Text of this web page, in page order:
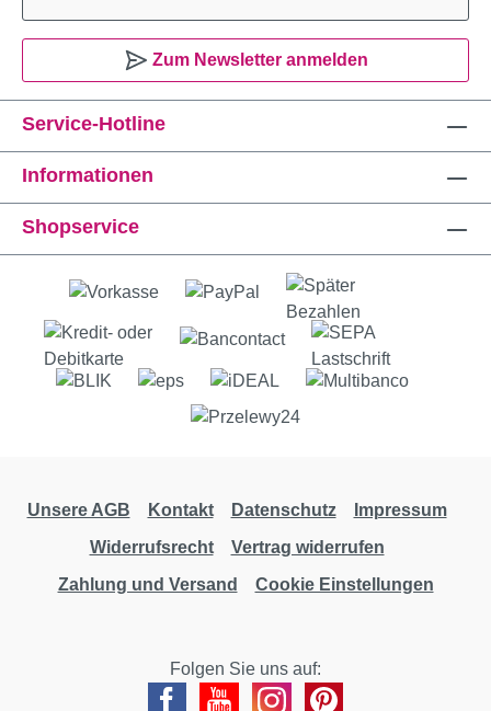
Service-Hotline
Informationen
Shopservice
Zum Newsletter anmelden
Unsere AGB Kontakt Datenschutz
Impressum
Widerrufsrecht
Vertrag widerrufen
Zahlung und Versand
Cookie Einstellungen
Folgen Sie uns auf: